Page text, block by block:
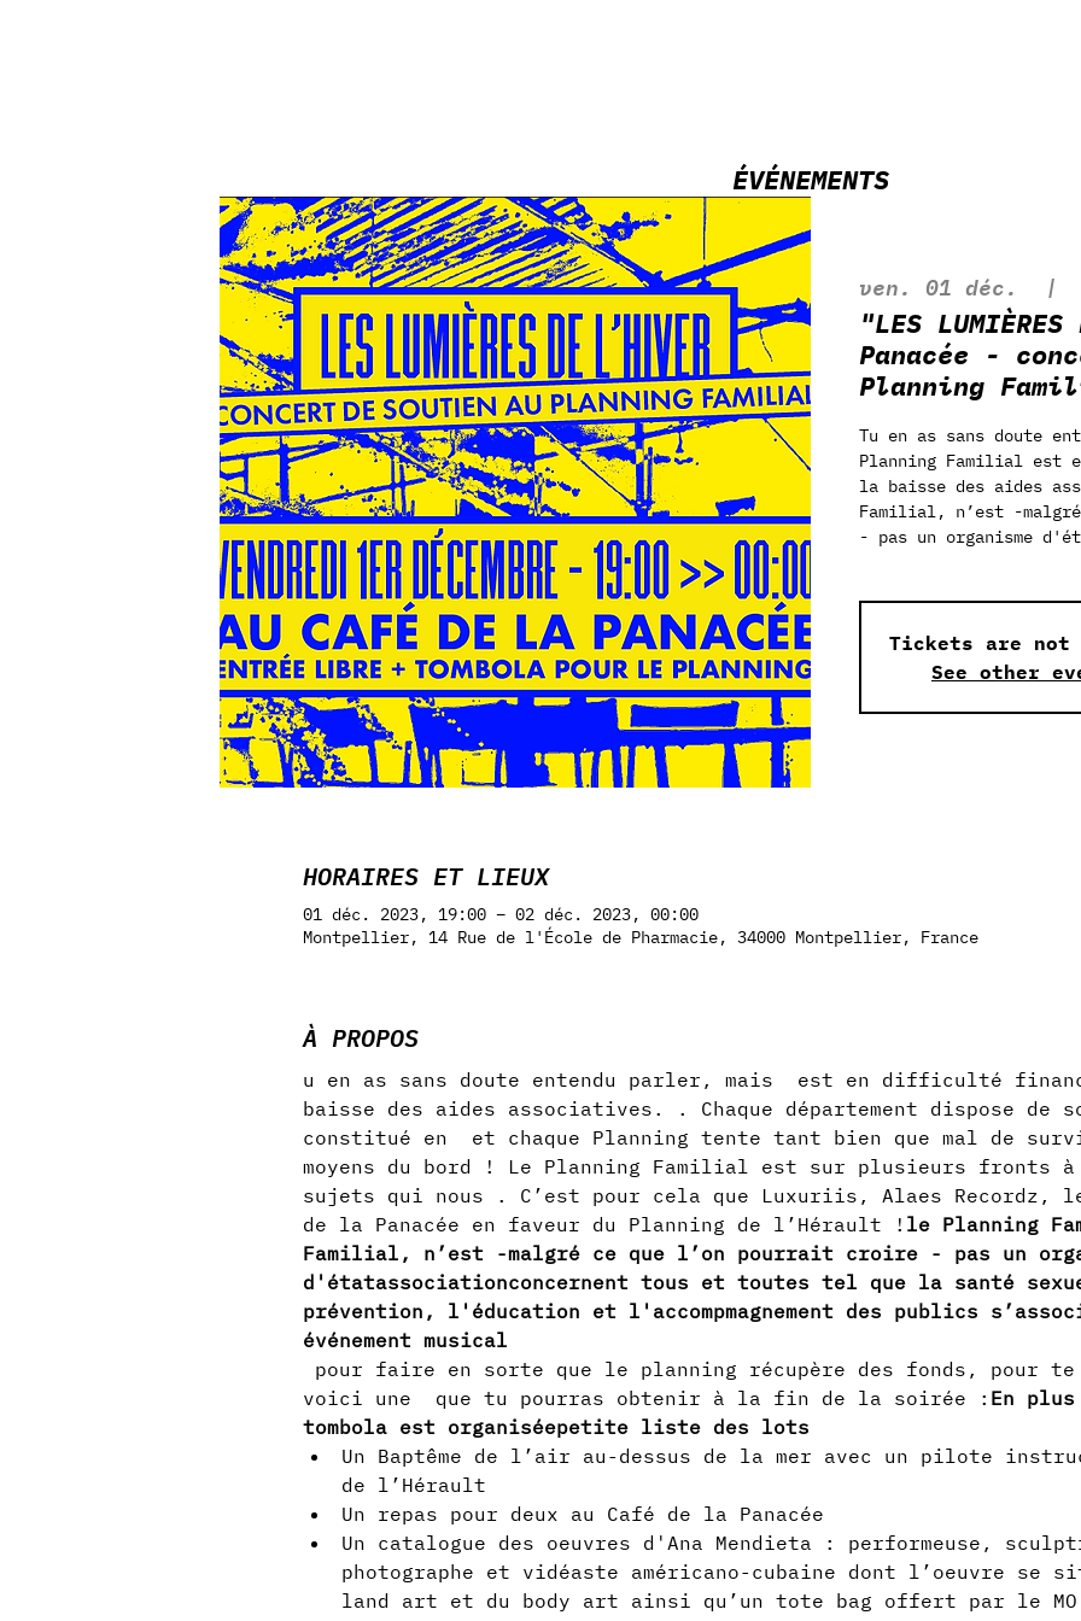
ÉVÉNEMENTS
ven. 01 déc.
  |
"LES
Panacée -
Planning
Tu en as sans doute
Planning Familial est
la baisse des aides
Familial, n’est -
- pas un organisme
Tickets are not
See other
HORAIRES ET LIEUX
01 déc. 2023, 19:00 – 02 déc. 2023, 00:00
Montpellier, 14 Rue de l'École de Pharmacie, 34000 Montpellier, France
À PROPOS
u en as sans doute entendu parler, mais
est en difficulté
baisse des aides associatives.
. Chaque département dispose de
constitué en
et chaque Planning tente tant bien que mal de
moyens du bord ! Le Planning Familial est sur plusieurs fronts
sujets qui nous
. C’est pour cela que Luxuriis, Alaes Recordz,
de la Panacée en faveur du Planning de l’Hérault ! le Planning
Familial, n’est -malgré ce que l’on pourrait croire - pas un
d'étatassociationconcernent tous et toutes tel que la santé
prévention, l'éducation et l'accompmagnement des publics
événement musical
voici une
que tu pourras obtenir à la fin de la soirée : En
tombola est organiséepetite liste des lots
Un Baptême de l’air au-dessus de la mer avec un pilote
de l’Hérault
Un repas pour deux au Café de la Panacée
Un catalogue des oeuvres d'Ana Mendieta : performeuse,
photographe et vidéaste américano-cubaine dont l’oeuvre se
land art et du body art ainsi qu’un tote bag offert par le